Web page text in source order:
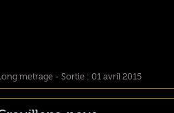
metrage - Sortie : 01 avril 2015